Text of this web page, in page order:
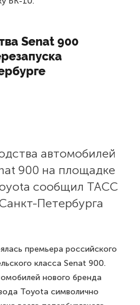
Senat 900
автомобилей
900 на площадке
сообщил ТАСС
Петербурга
премьера российского
класса Senat 900.
нового бренда
Toyota символично